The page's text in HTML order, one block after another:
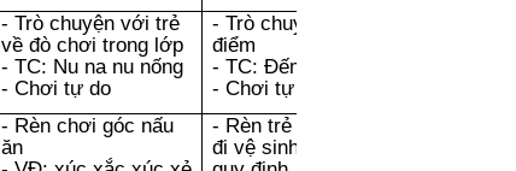
- Trò chuyện với trẻ
về đò chơi trong lớp
- TC: Nu na nu nống
- Chơi tự do
- Trò chuyện về chủ
điểm
- TC: Đếm tay
- Chơi tự do
- Rèn chơi góc nấu
ăn
- Rèn trẻ thói quen
đi vệ sinh đúng nơi